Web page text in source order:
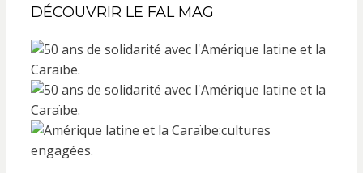
DÉCOUVRIR LE FAL MAG